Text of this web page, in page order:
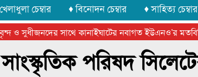
চেম্বার ♦ বিনোদন চেম্বার ♦ সাহিত্য চেম্বার
ও সুধীজনদের সাথে কানাইঘাটের নবাগত ইউএনও’র
ফেডারেশানের বিভাগীয় অভিনয় কর্মশালা সম্পন্ন
পরিষদ